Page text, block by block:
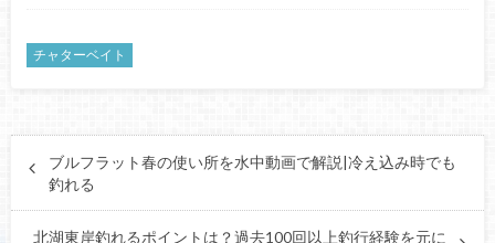
チャターベイト
ブルフラット春の使い所を水中動画で解説|冷え込み時でも
釣れる
北湖東岸釣れるポイントは？過去100回以上釣行経験を元に